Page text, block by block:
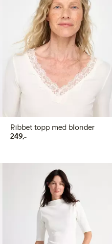
Ribbet topp med blonder
249,-249,00 kr